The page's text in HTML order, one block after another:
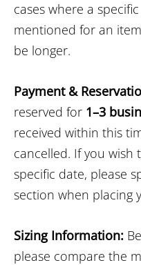
cases where a
mentioned for an
be longer.
Payment &
reserved for 1–3
received within this
cancelled. If you wish
specific date, please
section when placing
Sizing Information:
please compare the